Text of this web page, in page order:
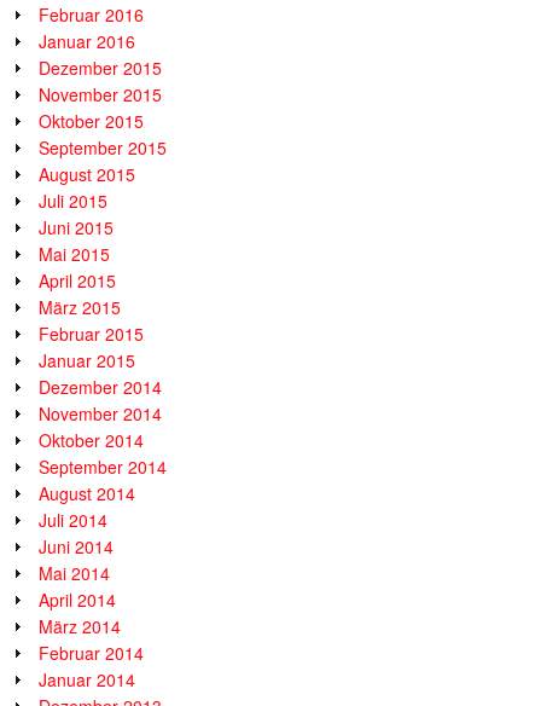
Februar 2016
Januar 2016
Dezember 2015
November 2015
Oktober 2015
September 2015
August 2015
Juli 2015
Juni 2015
Mai 2015
April 2015
März 2015
Februar 2015
Januar 2015
Dezember 2014
November 2014
Oktober 2014
September 2014
August 2014
Juli 2014
Juni 2014
Mai 2014
April 2014
März 2014
Februar 2014
Januar 2014